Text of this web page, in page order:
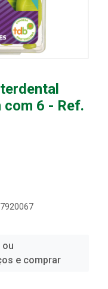
6 - Ref.
ou
e comprar